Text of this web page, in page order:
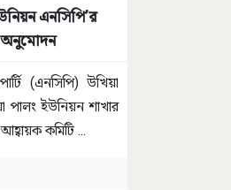
এনসিপি’র
অনুমোদন
(এনসিপি) উখিয়া
পালং ইউনিয়ন শাখার
কমিটি ...